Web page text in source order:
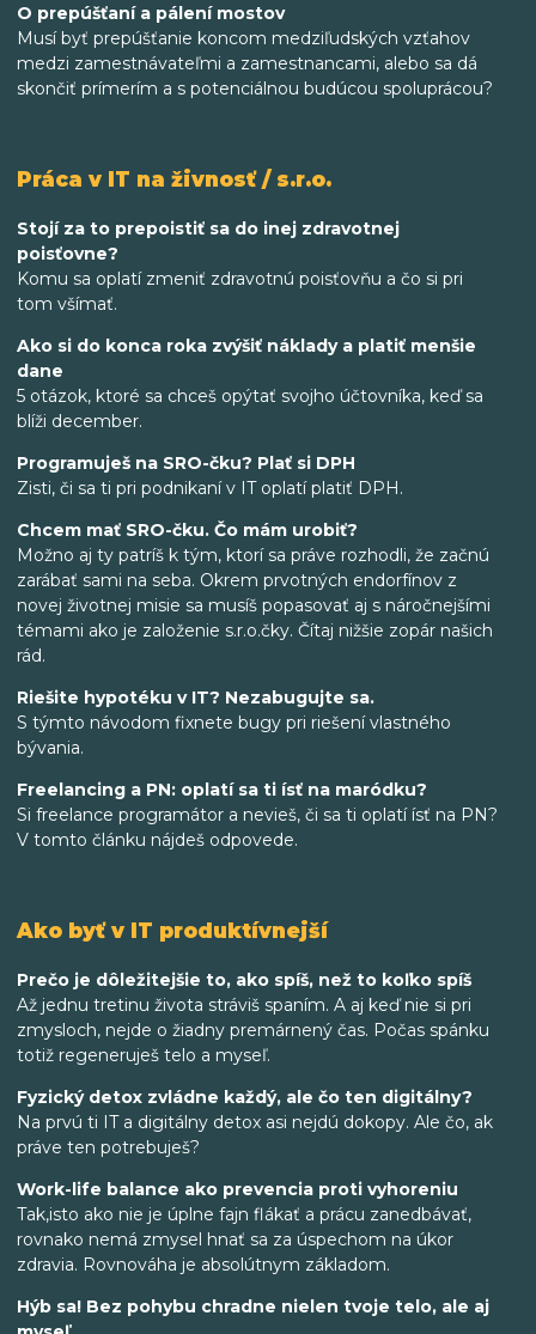
O prepúšťaní a pálení mostov
Musí byť prepúšťanie koncom medziľudských vzťahov
medzi zamestnávateľmi a zamestnancami, alebo sa dá
skončiť prímerím a s potenciálnou budúcou spoluprácou?
Práca v IT na živnosť / s.r.o.
Stojí za to prepoistiť sa do inej zdravotnej
poisťovne?
Komu sa oplatí zmeniť zdravotnú poisťovňu a čo si pri
tom všímať.
Ako si do konca roka zvýšiť náklady a platiť menšie
dane
5 otázok, ktoré sa chceš opýtať svojho účtovníka, keď sa
blíži december.
Programuješ na SRO-čku? Plať si DPH
Zisti, či sa ti pri podnikaní v IT oplatí platiť DPH.
Chcem mať SRO-čku. Čo mám urobiť?
Možno aj ty patríš k tým, ktorí sa práve rozhodli, že začnú
zarábať sami na seba. Okrem prvotných endorfínov z
novej životnej misie sa musíš popasovať aj s náročnejšími
témami ako je založenie s.r.o.čky. Čítaj nižšie zopár našich
rád.
Riešite hypotéku v IT? Nezabugujte sa.
S týmto návodom fixnete bugy pri riešení vlastného
bývania.
Freelancing a PN: oplatí sa ti ísť na maródku?
Si freelance programátor a nevieš, či sa ti oplatí ísť na PN?
V tomto článku nájdeš odpovede.
Ako byť v IT produktívnejší
Prečo je dôležitejšie to, ako spíš, než to koľko spíš
Až jednu tretinu života stráviš spaním. A aj keď nie si pri
zmysloch, nejde o žiadny premárnený čas. Počas spánku
totiž regeneruješ telo a myseľ.
Fyzický detox zvládne každý, ale čo ten digitálny?
Na prvú ti IT a digitálny detox asi nejdú dokopy. Ale čo, ak
práve ten potrebuješ?
Work-life balance ako prevencia proti vyhoreniu
Tak,isto ako nie je úplne fajn flákať a prácu zanedbávať,
rovnako nemá zmysel hnať sa za úspechom na úkor
zdravia. Rovnováha je absolútnym základom.
Hýb sa! Bez pohybu chradne nielen tvoje telo, ale aj